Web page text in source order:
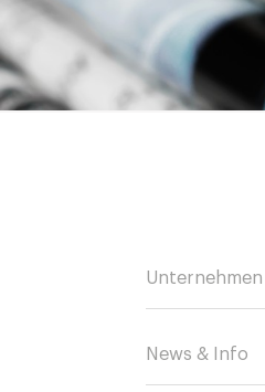
Unternehmen
News & Info